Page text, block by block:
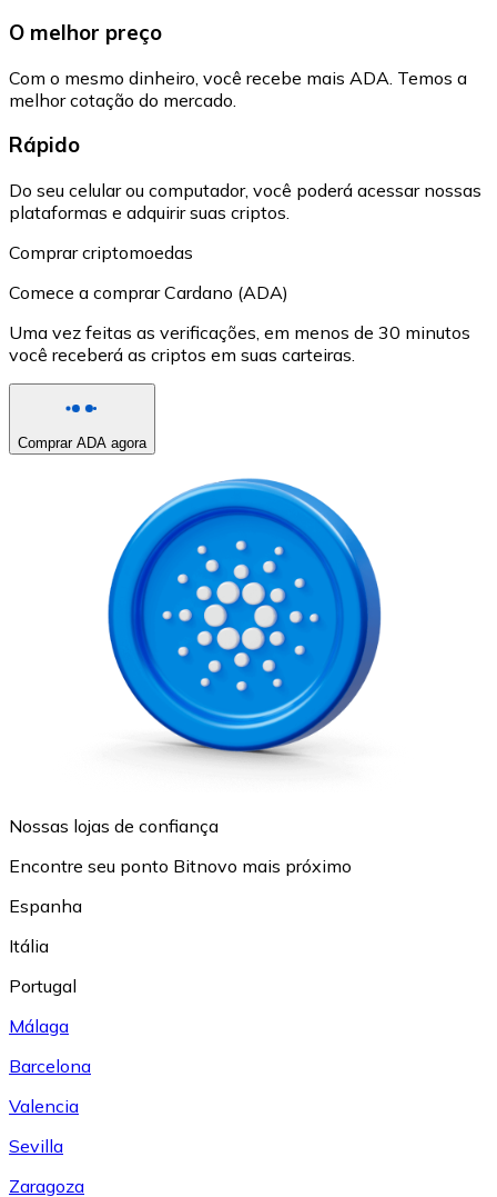
O melhor preço
Com o mesmo dinheiro, você recebe mais ADA. Temos a
melhor cotação do mercado.
Rápido
Do seu celular ou computador, você poderá acessar nossas
plataformas e adquirir suas criptos.
Comprar criptomoedas
Comece a comprar Cardano (ADA)
Uma vez feitas as verificações, em menos de 30 minutos
você receberá as criptos em suas carteiras.
Comprar ADA agora
Nossas lojas de confiança
Encontre seu ponto Bitnovo mais próximo
Espanha
Itália
Portugal
Málaga
Barcelona
Valencia
Sevilla
Zaragoza